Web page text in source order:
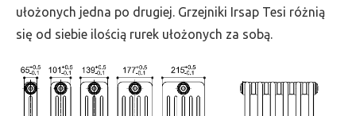
szer.
315,
2481
ułożonych jedna po drugiej. Grzejniki Irsap Tesi różnią
się od siebie ilością rurek ułożonych za sobą.